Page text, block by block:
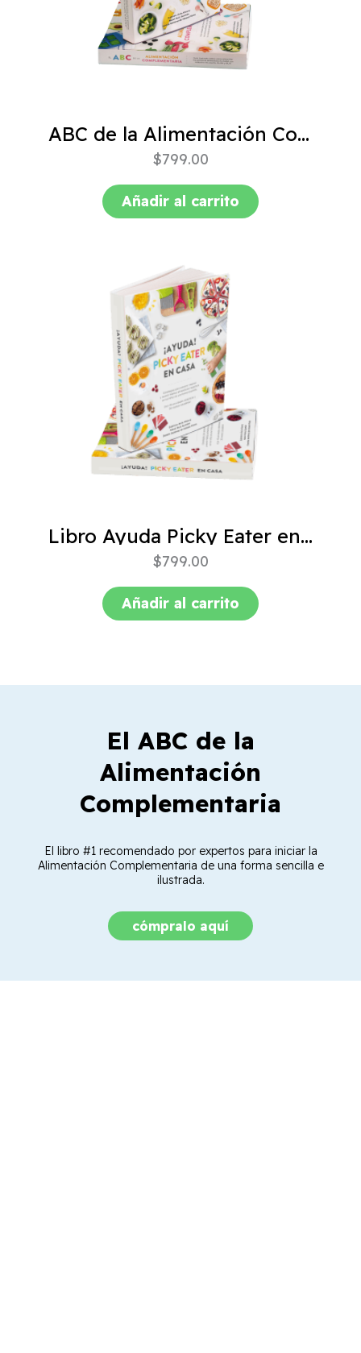
ABC de la Alimentación Complementaria 4ta edición
$799.00
Añadir al carrito
Libro Ayuda Picky Eater en casa
$799.00
Añadir al carrito
El ABC de la
Alimentación
Complementaria
El libro #1 recomendado por expertos para iniciar la
Alimentación Complementaria de una forma sencilla e
ilustrada.
cómpralo aquí